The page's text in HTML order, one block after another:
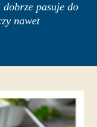
pasuje do
nawet